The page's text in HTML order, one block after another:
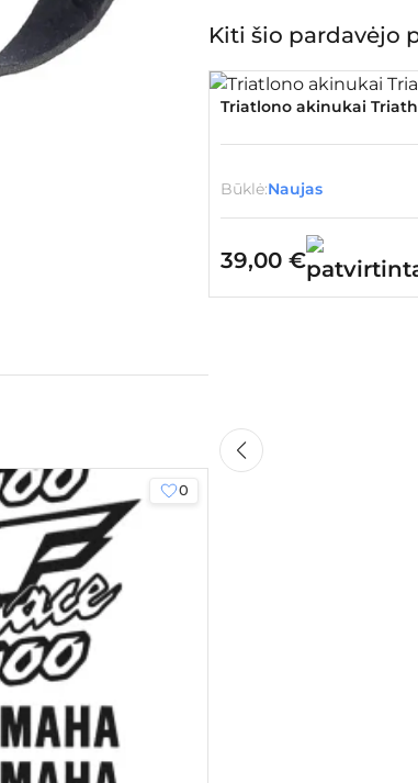
0
Kiti šio pardavėjo
Triatlono akinukai
Būklė:Naujas
39,00 €